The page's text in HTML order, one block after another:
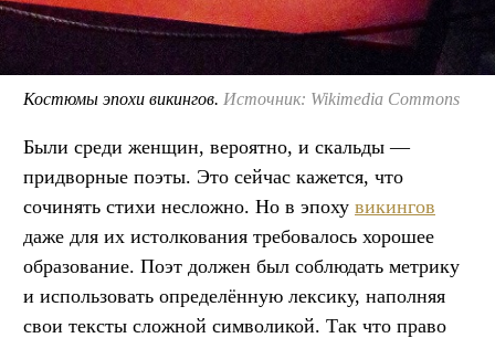
Костюмы эпохи викингов. Источник: Wikimedia Commons
Были среди женщин, вероятно, и скальды —
придворные поэты. Это сейчас кажется, что
сочинять стихи несложно. Но в эпоху викингов
даже для их истолкования требовалось хорошее
образование. Поэт должен был соблюдать метрику
и использовать определённую лексику, наполняя
свои тексты сложной символикой. Так что право